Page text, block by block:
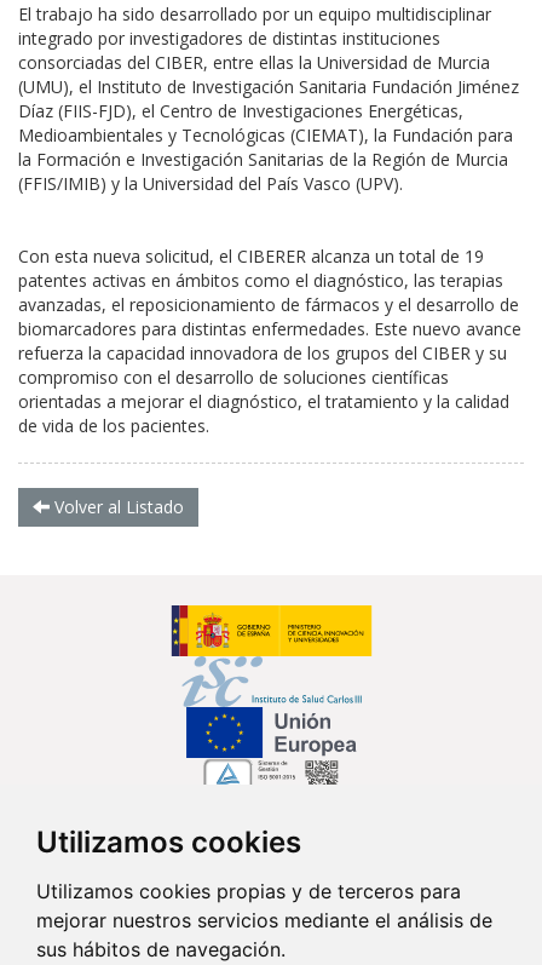
Utilizamos cookies
Utilizamos cookies propias y de terceros para
mejorar nuestros servicios mediante el análisis de
sus hábitos de navegación.
El trabajo ha sido desarrollado por un equipo multidisciplinar
integrado por investigadores de distintas instituciones
consorciadas del CIBER, entre ellas la Universidad de Murcia
(UMU), el Instituto de Investigación Sanitaria Fundación Jiménez
Díaz (FIIS-FJD), el Centro de Investigaciones Energéticas,
Medioambientales y Tecnológicas (CIEMAT), la Fundación para
la Formación e Investigación Sanitarias de la Región de Murcia
(FFIS/IMIB) y la Universidad del País Vasco (UPV).
Con esta nueva solicitud, el CIBERER alcanza un total de 19
patentes activas en ámbitos como el diagnóstico, las terapias
avanzadas, el reposicionamiento de fármacos y el desarrollo de
biomarcadores para distintas enfermedades. Este nuevo avance
refuerza la capacidad innovadora de los grupos del CIBER y su
compromiso con el desarrollo de soluciones científicas
orientadas a mejorar el diagnóstico, el tratamiento y la calidad
de vida de los pacientes.
Volver al Listado
Síguenos en...
Contacto